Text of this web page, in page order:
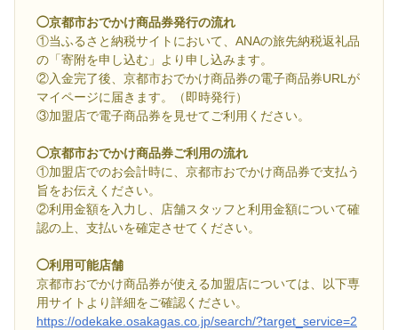
◯京都市おでかけ商品券発行の流れ
①当ふるさと納税サイトにおいて、ANAの旅先納税返礼品
の「寄附を申し込む」より申し込みます。
②入金完了後、京都市おでかけ商品券の電子商品券URLが
マイページに届きます。（即時発行）
③加盟店で電子商品券を見せてご利用ください。
◯京都市おでかけ商品券ご利用の流れ
①加盟店でのお会計時に、京都市おでかけ商品券で支払う
旨をお伝えください。
②利用金額を入力し、店舗スタッフと利用金額について確
認の上、支払いを確定させてください。
◯利用可能店舗
京都市おでかけ商品券が使える加盟店については、以下専
用サイトより詳細をご確認ください。
https://odekake.osakagas.co.jp/search/?target_service=2